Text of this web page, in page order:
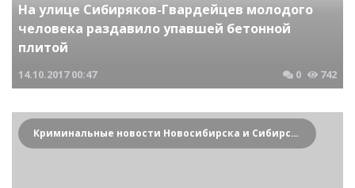
На улице Сибиряков-Гвардейцев молодого
человека раздавило упавшей бетонной
плитой
14.10.2017 00:47 0 742
Криминальные новости Новосибирска и Сибирского региона